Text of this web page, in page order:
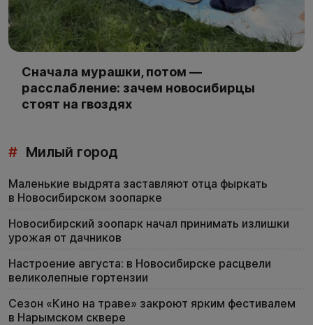
Сначала мурашки, потом —
расслабление: зачем новосибирцы
стоят на гвоздях
# Милый город
Маленькие выдрята заставляют отца фыркать
в Новосибирском зоопарке
Новосибирский зоопарк начал принимать излишки
урожая от дачников
Настроение августа: в Новосибирске расцвели
великолепные гортензии
Сезон «Кино на траве» закроют ярким фестивалем
в Нарымском сквере